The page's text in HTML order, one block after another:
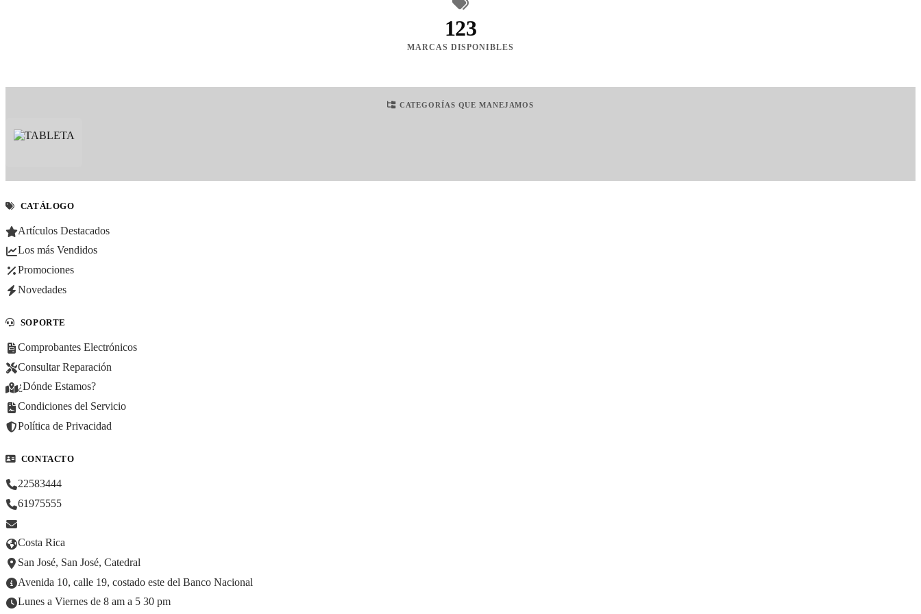
123
MARCAS DISPONIBLES
CATEGORÍAS QUE MANEJAMOS
CATÁLOGO
Artículos Destacados
Los más Vendidos
Promociones
Novedades
SOPORTE
Comprobantes Electrónicos
Consultar Reparación
¿Dónde Estamos?
Condiciones del Servicio
Política de Privacidad
CONTACTO
22583444
61975555
Costa Rica
San José, San José, Catedral
Avenida 10, calle 19, costado este del Banco Nacional
Lunes a Viernes de 8 am a 5 30 pm